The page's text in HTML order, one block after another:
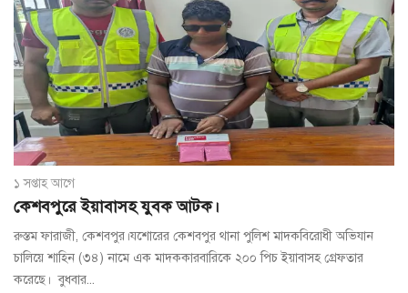
১ সপ্তাহ আগে
কেশবপুরে ইয়াবাসহ যুবক আটক।
রুস্তম ফারাজী, কেশবপুর।যশোরের কেশবপুর থানা পুলিশ মাদকবিরোধী অভিযান
চালিয়ে শাহিন (৩৪) নামে এক মাদককারবারিকে ২০০ পিচ ইয়াবাসহ গ্রেফতার
করেছে। বুধবার...